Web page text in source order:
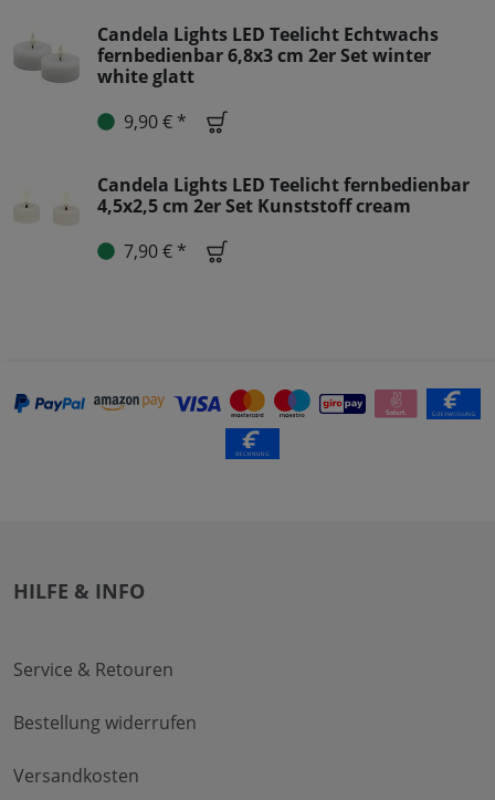
Candela Lights LED Teelicht Echtwachs
fernbedienbar 6,8x3 cm 2er Set winter
white glatt
9,90 € *
Candela Lights LED Teelicht fernbedienbar
4,5x2,5 cm 2er Set Kunststoff cream
7,90 € *
HILFE & INFO
Service & Retouren
Bestellung widerrufen
Versandkosten